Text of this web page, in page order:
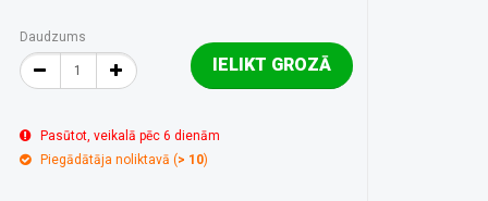
Daudzums
IELIKT GROZĀ
Pasūtot, veikalā pēc 6 dienām
Piegādātāja noliktavā (> 10)